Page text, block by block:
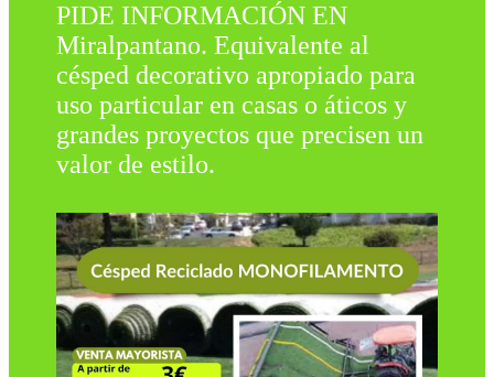
PIDE INFORMACIÓN EN
Miralpantano. Equivalente al
césped decorativo apropiado para
uso particular en casas o áticos y
grandes proyectos que precisen un
valor de estilo.